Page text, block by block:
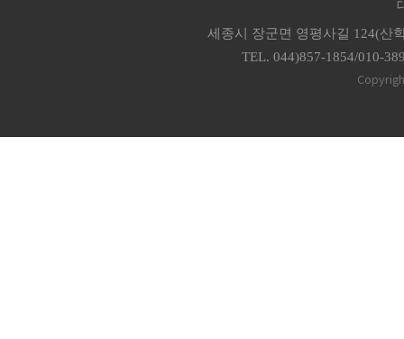
세종시 장군면 영평사길 124(산
TEL. 044)857-1854/010-